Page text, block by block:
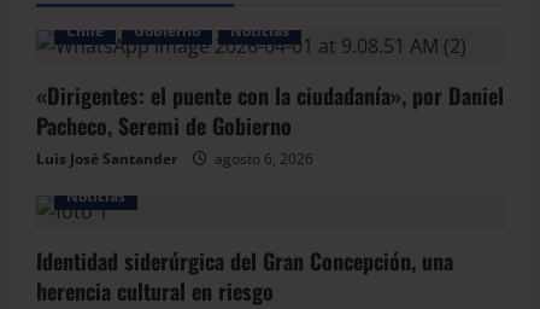
Chile Gobierno Noticias
«Dirigentes: el puente con la ciudadanía», por Daniel
Pacheco, Seremi de Gobierno
Luis José Santander
agosto 6, 2026
Noticias
Identidad siderúrgica del Gran Concepción, una
herencia cultural en riesgo